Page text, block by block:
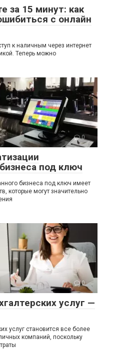
за 15 минут: как
с онлайн
к наличным через интернет
Теперь можно
0
под ключ
бизнеса под ключ имеет
которые могут значительно
0
услуг —
услуг становится все более
компаний, поскольку